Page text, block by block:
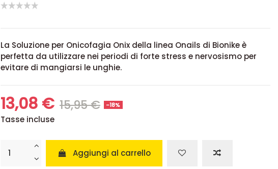
La Soluzione per Onicofagia Onix della linea Onails di Bionike è
perfetta da utilizzare nei periodi di forte stress e nervosismo per
evitare di mangiarsi le unghie.
13,08 € 15,95 € -18%
Tasse incluse
Aggiungi al carrello